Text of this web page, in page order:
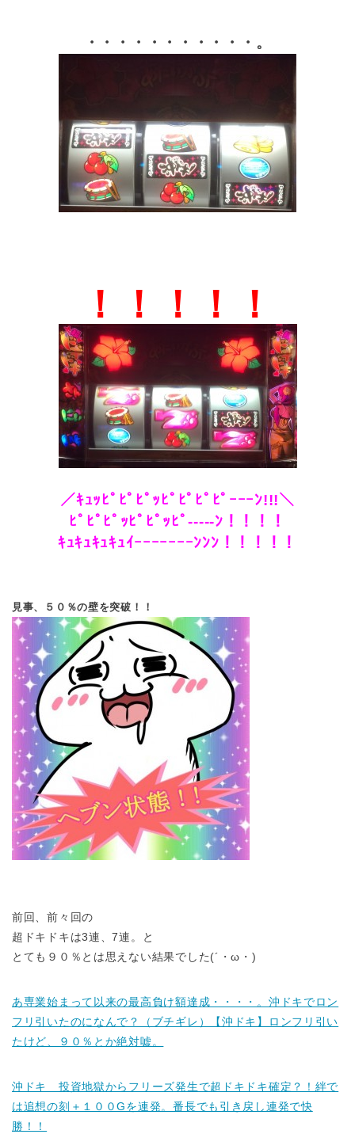
・・・・・・・・・・・。
！！！！！
／ｷｭｯﾋﾟﾋﾟﾋﾟｯﾋﾟﾋﾟﾋﾟﾋﾟｰｰｰﾝ!!!＼
ﾋﾟﾋﾟﾋﾟｯﾋﾟﾋﾟｯﾋﾟ‐‐‐‐‐ﾝ！！！！
ｷｭｷｭｷｭｷｭｲｰｰｰｰｰｰｰﾝﾝﾝ！！！！！
見事、５０％の壁を突破！！
前回、前々回の
超ドキドキは3連、7連。と
とても９０％とは思えない結果でした(´・ω・)
あ専業始まって以来の最高負け額達成・・・・。沖ドキでロン
フリ引いたのになんで？（ブチギレ）【沖ドキ】ロンフリ引い
たけど、９０％とか絶対嘘。
沖ドキ 投資地獄からフリーズ発生で超ドキドキ確定？！絆で
は追想の刻＋１００Gを連発。番長でも引き戻し連発で快
勝！！